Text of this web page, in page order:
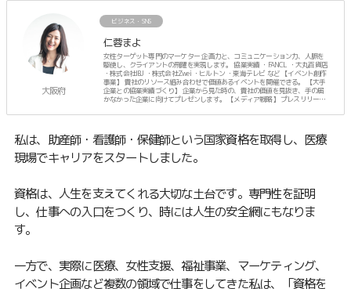
大阪府
ビジネス・SNS
仁蓉まよ
女性ターゲット専門のマーケター 企画力と、コミュニケーション力、人脈を
駆使し、クライアントの飛躍を実現します。 協業実績 ・FANCL ・大丸百貨店
・株式会社IBJ ・株式会社Zwei ・ヒルトン ・東海テレビ など 【イベント創作
事業】 貴社のリソース組み合わせで価値あるイベントを開催できる。 【大手
企業との協業実績づくり】 企業から見た時の、貴社の価値を見抜き、手の届
かなかった企業に向けてプレゼンします。 【メディア戦略】 プレスリリース
ートは、3人のママ。
私は、助産師・看護師・保健師という国家資格を取得し、医療
現場でキャリアをスタートしました。
資格は、人生を支えてくれる大切な土台です。専門性を証明
し、仕事への入口をつくり、時には人生の安全網にもなりま
す。
一方で、実際に医療、女性支援、福祉事業、マーケティング、
イベント企画など複数の領域で仕事をしてきた私は、「資格を